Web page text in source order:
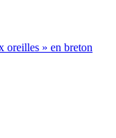
oreilles » en breton